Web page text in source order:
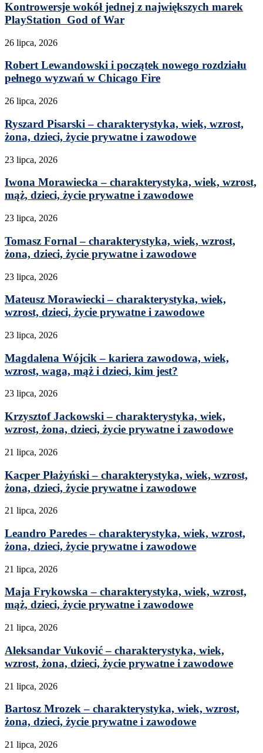
Kontrowersje wokół jednej z największych marek
PlayStation God of War
26 lipca, 2026
Robert Lewandowski i początek nowego rozdziału
pełnego wyzwań w Chicago Fire
26 lipca, 2026
Ryszard Pisarski – charakterystyka, wiek, wzrost,
żona, dzieci, życie prywatne i zawodowe
23 lipca, 2026
Iwona Morawiecka – charakterystyka, wiek, wzrost,
mąż, dzieci, życie prywatne i zawodowe
23 lipca, 2026
Tomasz Fornal – charakterystyka, wiek, wzrost,
żona, dzieci, życie prywatne i zawodowe
23 lipca, 2026
Mateusz Morawiecki – charakterystyka, wiek,
wzrost, dzieci, życie prywatne i zawodowe
23 lipca, 2026
Magdalena Wójcik – kariera zawodowa, wiek,
wzrost, waga, mąż i dzieci, kim jest?
23 lipca, 2026
Krzysztof Jackowski – charakterystyka, wiek,
wzrost, żona, dzieci, życie prywatne i zawodowe
21 lipca, 2026
Kacper Płażyński – charakterystyka, wiek, wzrost,
żona, dzieci, życie prywatne i zawodowe
21 lipca, 2026
Leandro Paredes – charakterystyka, wiek, wzrost,
żona, dzieci, życie prywatne i zawodowe
21 lipca, 2026
Maja Frykowska – charakterystyka, wiek, wzrost,
mąż, dzieci, życie prywatne i zawodowe
21 lipca, 2026
Aleksandar Vuković – charakterystyka, wiek,
wzrost, żona, dzieci, życie prywatne i zawodowe
21 lipca, 2026
Bartosz Mrozek – charakterystyka, wiek, wzrost,
żona, dzieci, życie prywatne i zawodowe
21 lipca, 2026